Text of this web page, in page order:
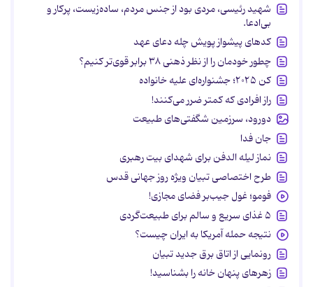
شهید رئیسی، مردی بود از جنس مردم، ساده‌زیست، پرکار و
بی‌ادعا.
کدهای پیشواز پویش چله دعای عهد
چطور خودمان را از نظر ذهنی ۳۸ برابر قوی‌تر کنیم؟
کن ۲۰۲۵؛ جشنواره‌ای علیه خانواده
راز افرادی که کمتر ضرر می‌کنند!
دورود، سرزمین شگفتی‌های طبیعت
جان فدا
نماز لیله الدفن برای شهدای بیت رهبری
طرح اختصاصی تبیان ویژه روز جهانی قدس
فومو؛ غول جیب‌بر فضای مجازی!
۵ غذای سریع و سالم برای طبیعت‌گردی
نتیجه حمله آمریکا به ایران چیست؟
رونمایی از اتاق برق جدید تبیان
زهرهای پنهان خانه را بشناسید!